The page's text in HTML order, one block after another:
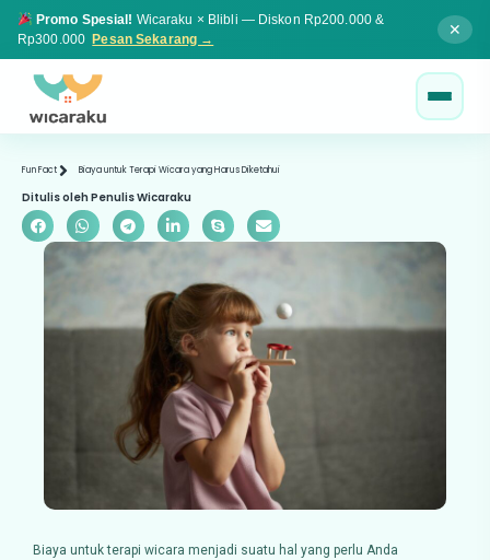
Promo Spesial! Wicaraku × Blibli — Diskon Rp200.000 &
Rp300.000 Pesan Sekarang →
✕
Fun Fact Biaya untuk Terapi Wicara yang Harus Diketahui
Ditulis oleh Penulis Wicaraku
Biaya untuk terapi wicara menjadi suatu hal yang perlu Anda